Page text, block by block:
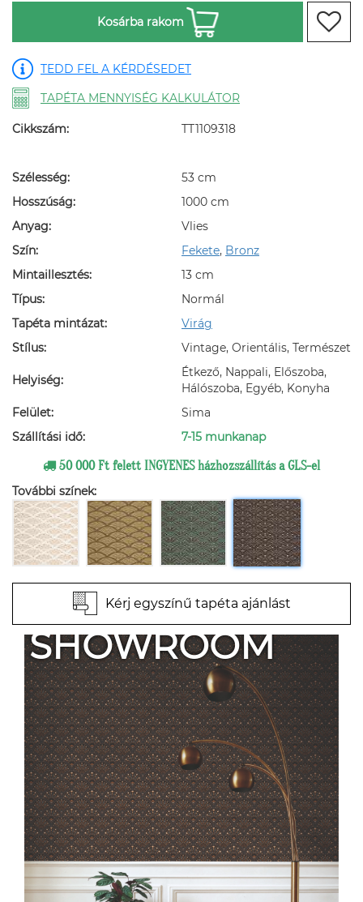
Kosárba rakom
TEDD FEL A KÉRDÉSEDET
TAPÉTA MENNYISÉG KALKULÁTOR
Cikkszám: TT1109318
Szélesség:
53 cm
Hosszúság:
1000 cm
Anyag:
Vlies
Szín:
Fekete, Bronz
Mintaillesztés:
13 cm
Típus:
Normál
Tapéta mintázat:
Virág
Stílus:
Vintage, Orientális, Természet
Helyiség:
Étkező, Nappali, Előszoba,
Hálószoba, Egyéb, Konyha
Felület:
Sima
Szállítási idő:
7-15 munkanap
50 000 Ft felett INGYENES házhozszállítás a GLS-el
További színek:
Kérj egyszínű tapéta ajánlást
SHOWROOM